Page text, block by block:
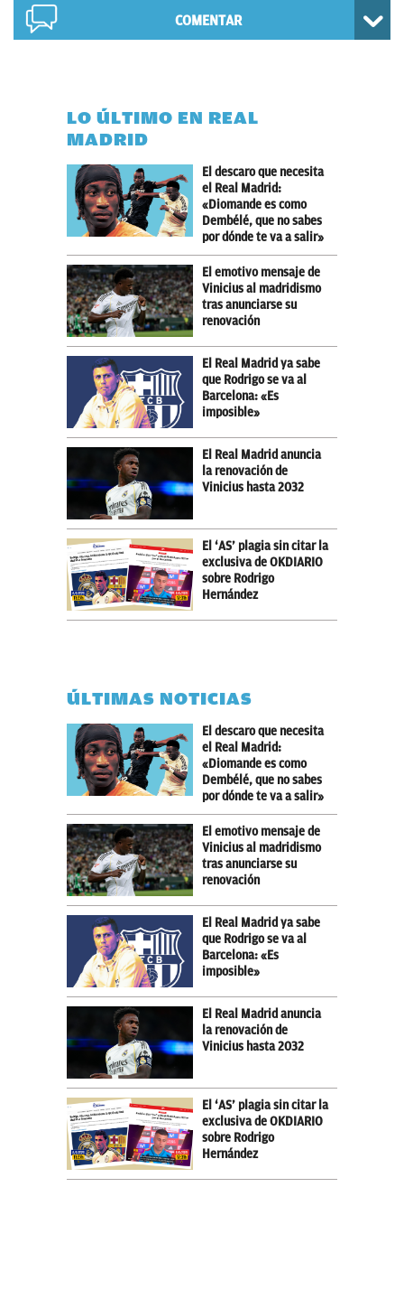
COMENTAR
LO ÚLTIMO EN REAL
MADRID
El descaro que necesita
el Real Madrid:
«Diomande es como
Dembélé, que no sabes
por dónde te va a salir»
El emotivo mensaje de
Vinicius al madridismo
tras anunciarse su
renovación
El Real Madrid ya sabe
que Rodrigo se va al
Barcelona: «Es
imposible»
El Real Madrid anuncia
la renovación de
Vinicius hasta 2032
El ‘AS’ plagia sin citar la
exclusiva de OKDIARIO
sobre Rodrigo
Hernández
ÚLTIMAS NOTICIAS
El descaro que necesita
el Real Madrid:
«Diomande es como
Dembélé, que no sabes
por dónde te va a salir»
El emotivo mensaje de
Vinicius al madridismo
tras anunciarse su
renovación
El Real Madrid ya sabe
que Rodrigo se va al
Barcelona: «Es
imposible»
El Real Madrid anuncia
la renovación de
Vinicius hasta 2032
El ‘AS’ plagia sin citar la
exclusiva de OKDIARIO
sobre Rodrigo
Hernández